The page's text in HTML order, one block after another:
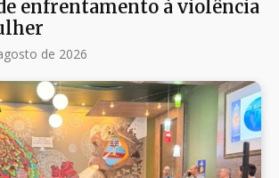
enfrentamento à violência
de 2026